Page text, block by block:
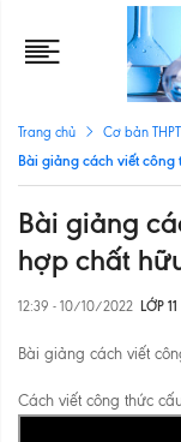
Trang chủ Cơ bản THPT
Bài giảng cách viết
Bài giảng
hợp chất
12:39 - 10/10/2022 LỚP 11
Bài giảng cách viết
Cách viết công thức